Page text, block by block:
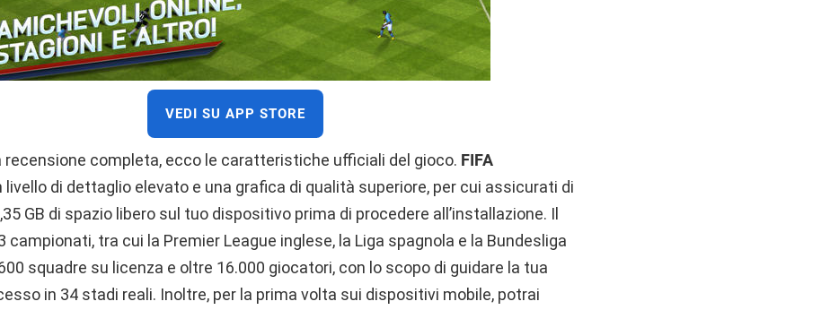
VEDI SU APP STORE
recensione completa, ecco le caratteristiche ufficiali del gioco. FIFA
livello di dettaglio elevato e una grafica di qualità superiore, per cui assicurati di
GB di spazio libero sul tuo dispositivo prima di procedere all’installazione. Il
campionati, tra cui la Premier League inglese, la Liga spagnola e la Bundesliga
squadre su licenza e oltre 16.000 giocatori, con lo scopo di guidare la tua
in 34 stadi reali. Inoltre, per la prima volta sui dispositivi mobile, potrai